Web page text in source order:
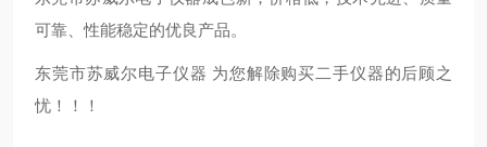
可靠、性能稳定的优良产品。
东莞市苏威尔电子仪器 为您解除购买二手仪器的后顾之
忧！！！